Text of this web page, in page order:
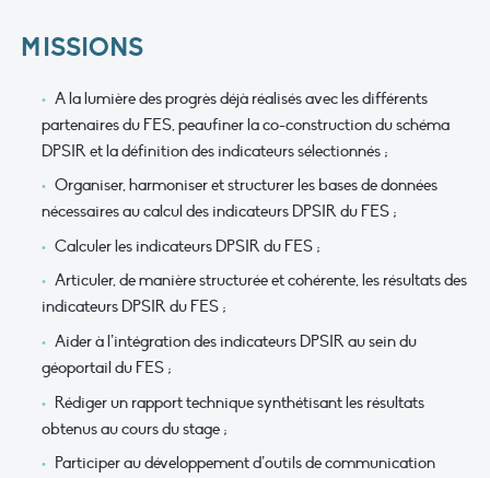
MISSIONS
A la lumière des progrès déjà réalisés avec les différents
partenaires du FES, peaufiner la co-construction du schéma
DPSIR et la définition des indicateurs sélectionnés ;
Organiser, harmoniser et structurer les bases de données
nécessaires au calcul des indicateurs DPSIR du FES ;
Calculer les indicateurs DPSIR du FES ;
Articuler, de manière structurée et cohérente, les résultats des
indicateurs DPSIR du FES ;
Aider à l’intégration des indicateurs DPSIR au sein du
géoportail du FES ;
Rédiger un rapport technique synthétisant les résultats
obtenus au cours du stage ;
Participer au développement d’outils de communication